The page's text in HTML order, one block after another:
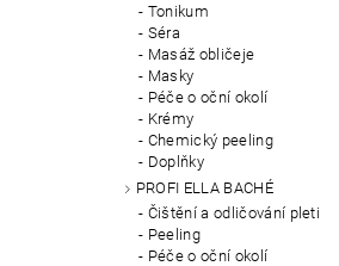
Tonikum
Séra
Masáž obličeje
Masky
Péče o oční okolí
Krémy
Chemický peeling
Doplňky
PROFI ELLA BACHÉ
Čištění a odličování pleti
Peeling
Péče o oční okolí